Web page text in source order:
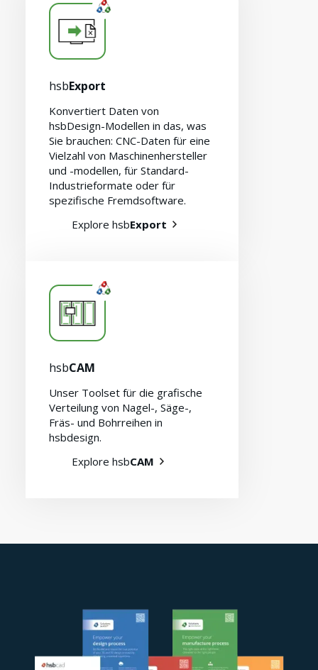
hsbExport
Konvertiert Daten von
hsbDesign-Modellen in das, was
Sie brauchen: CNC-Daten für eine
Vielzahl von Maschinenhersteller
und -modellen, für Standard-
Industrieformate oder für
spezifische Fremdsoftware.
Explore hsbExport
hsbCAM
Unser Toolset für die grafische
Verteilung von Nagel-, Säge-,
Fräs- und Bohrreihen in
hsbdesign.
Explore hsbCAM